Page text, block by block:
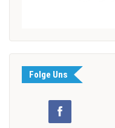
Folge Uns